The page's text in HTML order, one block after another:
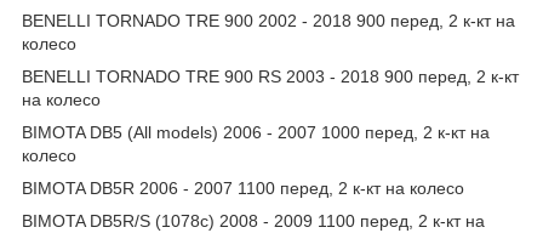
BENELLI TORNADO TRE 900 2002 - 2018 900 перед, 2 к-кт на
колесо
BENELLI TORNADO TRE 900 RS 2003 - 2018 900 перед, 2 к-кт
на колесо
BIMOTA DB5 (All models) 2006 - 2007 1000 перед, 2 к-кт на
колесо
BIMOTA DB5R 2006 - 2007 1100 перед, 2 к-кт на колесо
BIMOTA DB5R/S (1078c) 2008 - 2009 1100 перед, 2 к-кт на